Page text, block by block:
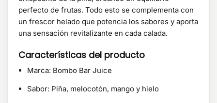
perfecto de frutas. Todo esto se complementa con
un frescor helado que potencia los sabores y aporta
una sensación revitalizante en cada calada.
Características del producto
Marca: Bombo Bar Juice
Sabor: Piña, melocotón, mango y hielo